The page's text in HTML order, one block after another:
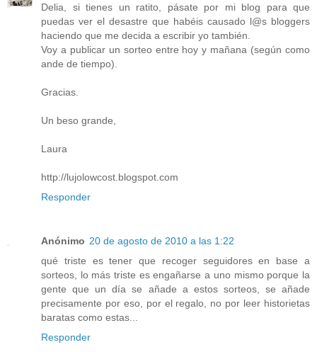
Delia, si tienes un ratito, pásate por mi blog para que
puedas ver el desastre que habéis causado l@s bloggers
haciendo que me decida a escribir yo también.
Voy a publicar un sorteo entre hoy y mañana (según como
ande de tiempo).
Gracias.
Un beso grande,
Laura
http://lujolowcost.blogspot.com
Responder
Anónimo 20 de agosto de 2010 a las 1:22
qué triste es tener que recoger seguidores en base a
sorteos, lo más triste es engañarse a uno mismo porque la
gente que un día se añade a estos sorteos, se añade
precisamente por eso, por el regalo, no por leer historietas
baratas como estas...
Responder